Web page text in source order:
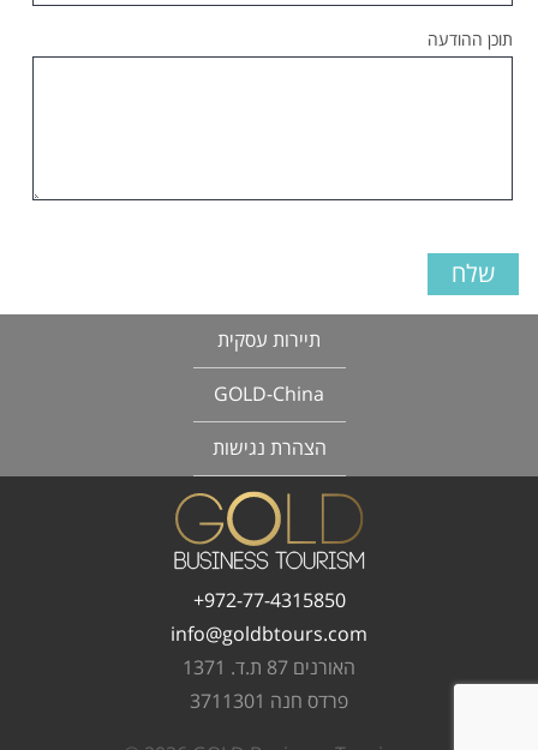
תוכן ההודעה
תיירות עסקית
GOLD-China
הצהרת נגישות
972-77-4315850+
info@goldbtours.com
האורנים 87 ת.ד. 1371
פרדס חנה 3711301